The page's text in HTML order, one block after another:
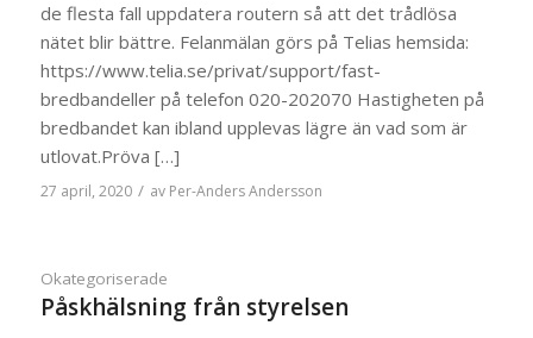
de flesta fall uppdatera routern så att det trådlösa
nätet blir bättre. Felanmälan görs på Telias hemsida:
https://www.telia.se/privat/support/fast-
bredbandeller på telefon 020-202070 Hastigheten på
bredbandet kan ibland upplevas lägre än vad som är
utlovat.Pröva […]
27 april, 2020 / av Per-Anders Andersson
Okategoriserade
Påskhälsning från styrelsen